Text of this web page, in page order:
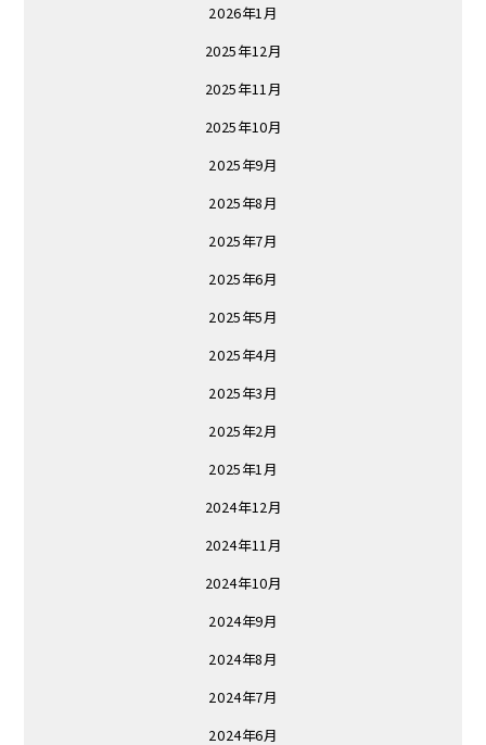
2026年1月
2025年12月
2025年11月
2025年10月
2025年9月
2025年8月
2025年7月
2025年6月
2025年5月
2025年4月
2025年3月
2025年2月
2025年1月
2024年12月
2024年11月
2024年10月
2024年9月
2024年8月
2024年7月
2024年6月